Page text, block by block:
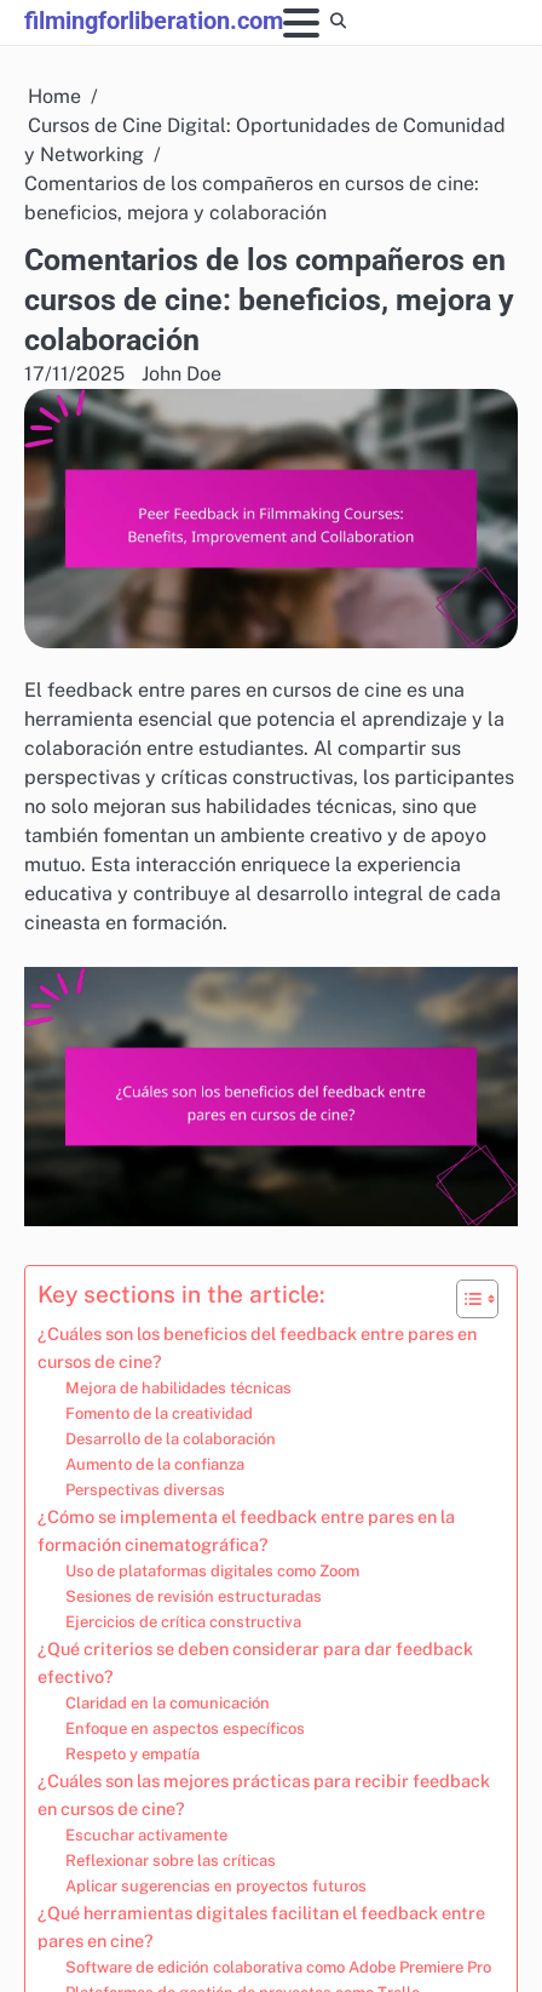
Skip
to
filmingforliberation.com
Home
Cursos de Cine Digital: Oportunidades de Comunidad
y Networking
Comentarios de los compañeros en cursos de cine:
beneficios, mejora y colaboración
Comentarios de los compañeros en
cursos de cine: beneficios, mejora y
colaboración
17/11/2025 John Doe
El feedback entre pares en cursos de cine es una
herramienta esencial que potencia el aprendizaje y la
colaboración entre estudiantes. Al compartir sus
perspectivas y críticas constructivas, los participantes
no solo mejoran sus habilidades técnicas, sino que
también fomentan un ambiente creativo y de apoyo
mutuo. Esta interacción enriquece la experiencia
educativa y contribuye al desarrollo integral de cada
cineasta en formación.
Key sections in the article:
¿Cuáles son los beneficios del feedback entre pares en
cursos de cine?
Mejora de habilidades técnicas
Fomento de la creatividad
Desarrollo de la colaboración
Aumento de la confianza
Perspectivas diversas
¿Cómo se implementa el feedback entre pares en la
formación cinematográfica?
Uso de plataformas digitales como Zoom
Sesiones de revisión estructuradas
Ejercicios de crítica constructiva
¿Qué criterios se deben considerar para dar feedback
efectivo?
Claridad en la comunicación
Enfoque en aspectos específicos
Respeto y empatía
¿Cuáles son las mejores prácticas para recibir feedback
en cursos de cine?
Escuchar activamente
Reflexionar sobre las críticas
Aplicar sugerencias en proyectos futuros
¿Qué herramientas digitales facilitan el feedback entre
pares en cine?
Software de edición colaborativa como Adobe Premiere Pro